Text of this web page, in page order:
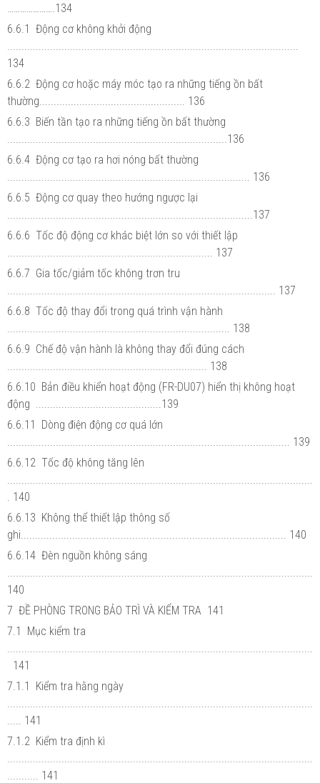
………………….134
6.6.1 Động cơ không khởi động
134
6.6.2 Động cơ hoặc máy móc tạo ra những tiếng ồn bất
thường................................................... 136
6.6.3 Biến tần tạo ra những tiếng ồn bất thường
.............................................................................136
6.6.4 Động cơ tạo ra hơi nóng bất thường
..................................................................................... 136
6.6.5 Động cơ quay theo hướng ngược lại
......................................................................................137
6.6.6 Tốc độ động cơ khác biệt lớn so với thiết lập
........................................................................ 137
6.6.7 Gia tốc/giảm tốc không trơn tru
.............................................................................................. 137
6.6.8 Tốc độ thay đổi trong quá trình vận hành
.............................................................................. 138
6.6.9 Chế độ vận hành là không thay đổi đúng cách
...................................................................... 138
6.6.10 Bản điều khiển hoạt động (FR-DU07) hiển thị không hoạt
động ............................................139
6.6.11 Dòng điện động cơ quá lớn
................................................................................................... 139
6.6.12 Tốc độ không tăng lên
. 140
6.6.13 Không thể thiết lập thông số
ghi............................................................................................. 140
6.6.14 Đèn nguồn không sáng
140
7 ĐỀ PHÒNG TRONG BẢO TRÌ VÀ KIỂM TRA 141
7.1 Mục kiểm tra
141
7.1.1 Kiểm tra hằng ngày
..... 141
7.1.2 Kiểm tra định kì
........... 141